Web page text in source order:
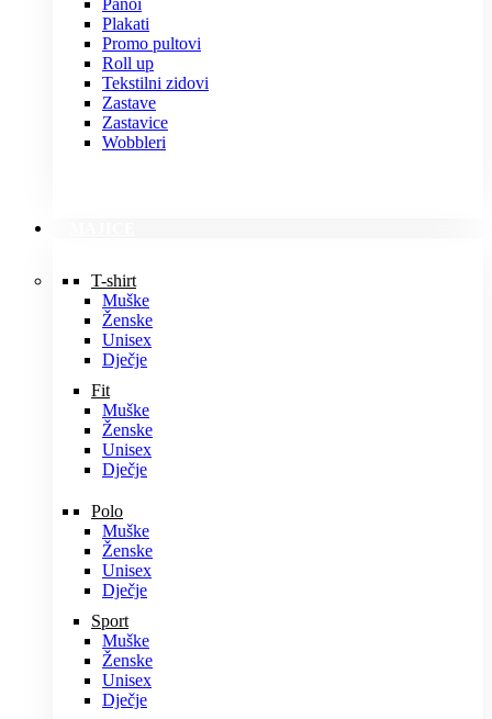
Panoi
Plakati
Promo pultovi
Roll up
Tekstilni zidovi
Zastave
Zastavice
Wobbleri
T-shirt
Muške
Ženske
Unisex
Dječje
Fit
Muške
Ženske
Unisex
Dječje
Polo
Muške
Ženske
Unisex
Dječje
Sport
Muške
Ženske
Unisex
Dječje